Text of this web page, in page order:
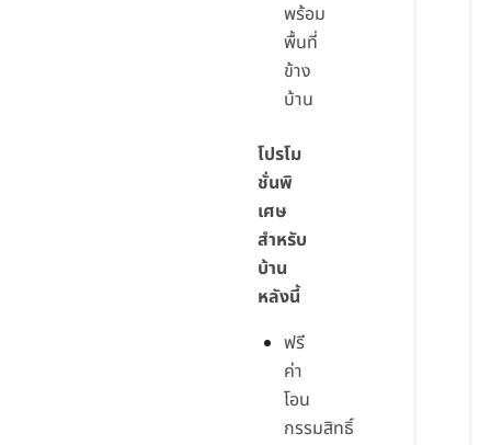
พร้อม
พื้นที่
ข้าง
บ้าน
โปรโม
ชั่นพิ
เศษ
สำหรับ
บ้าน
หลังนี้
ฟรี
ค่า
โอน
กรรมสิทธิ์